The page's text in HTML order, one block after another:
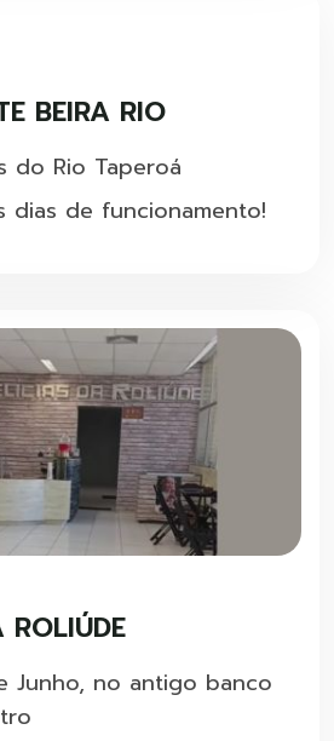
BEIRA RIO
do Rio Taperoá
dias de funcionamento!
ROLIÚDE
Junho, no antigo banco